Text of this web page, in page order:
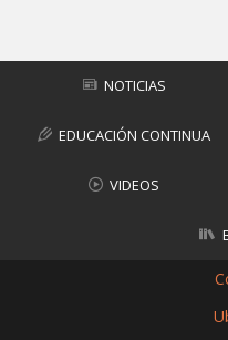
NOTICIAS
EDUCACIÓN CONTINUA
VIDEOS